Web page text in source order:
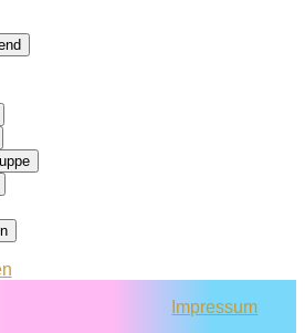
Impressum